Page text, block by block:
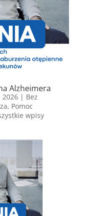
Alzheimera
2026| Bez
, Pomoc
wpisy